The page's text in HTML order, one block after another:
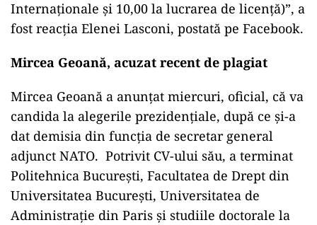
Internaționale și 10,00 la lucrarea de licență)”, a
fost reacția Elenei Lasconi, postată pe Facebook.
Mircea Geoană, acuzat recent de plagiat
Mircea Geoană a anunțat miercuri, oficial, că va
candida la alegerile prezidențiale, după ce și-a
dat demisia din funcția de secretar general
adjunct NATO. Potrivit CV-ului său, a terminat
Politehnica București, Facultatea de Drept din
Universitatea București, Universitatea de
Administrație din Paris și studiile doctorale la